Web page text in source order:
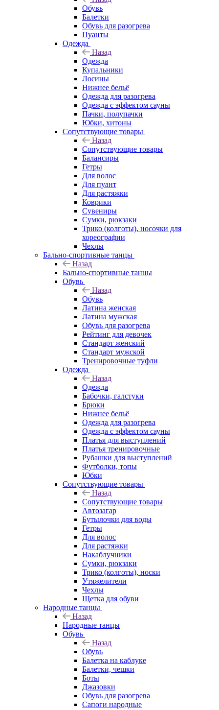
Обувь
Балетки
Обувь для разогрева
Пуанты
Одежда
Назад
Одежда
Купальники
Лосины
Нижнее бельё
Одежда для разогрева
Одежда с эффектом сауны
Пачки, полупачки
Юбки, хитоны
Сопутствующие товары
Назад
Сопутствующие товары
Балансиры
Гетры
Для волос
Для пуант
Для растяжки
Коврики
Сувениры
Сумки, рюкзаки
Трико (колготы), носочки для
хореографии
Чехлы
Бально-спортивные танцы
Назад
Бально-спортивные танцы
Обувь
Назад
Обувь
Латина женская
Латина мужская
Обувь для разогрева
Рейтинг для девочек
Стандарт женский
Стандарт мужской
Тренировочные туфли
Одежда
Назад
Одежда
Бабочки, галстуки
Брюки
Нижнее бельё
Одежда для разогрева
Одежда с эффектом сауны
Платья для выступлений
Платья тренировочные
Рубашки для выступлений
Футболки, топы
Юбки
Сопутствующие товары
Назад
Сопутствующие товары
Автозагар
Бутылочки для воды
Гетры
Для волос
Для растяжки
Накаблучники
Сумки, рюкзаки
Трико (колготы), носки
Утяжелители
Чехлы
Щетка для обуви
Народные танцы
Назад
Народные танцы
Обувь
Назад
Обувь
Балетка на каблуке
Балетки, чешки
Боты
Джазовки
Обувь для разогрева
Сапоги народные